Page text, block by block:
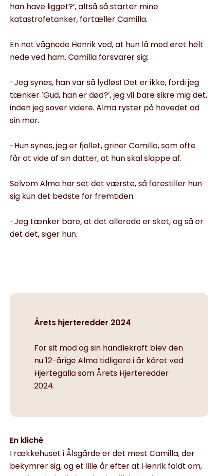
han have ligget?’, altså så starter mine
katastrofetanker, fortæller Camilla.
En nat vågnede Henrik ved, at hun lå med øret helt
nede ved ham. Camilla forsvarer sig:
-Jeg synes, han var så lydløs! Det er ikke, fordi jeg
tænker ’Gud, han er død?’, jeg vil bare sikre mig det,
inden jeg sover videre. Alma ryster på hovedet ad
sin mor.
-Hun synes, jeg er fjollet, griner Camilla, som ofte
får at vide af sin datter, at hun skal slappe af.
Selvom Alma har set det værste, så forestiller hun
sig kun det bedste for fremtiden.
-Jeg tænker bare, at det allerede er sket, og så er
det det, siger hun.
Årets hjerteredder 2024
For sit mod og sin handlekraft blev den
nu 12-årige Alma tidligere i år kåret ved
Hjertegalla som Årets Hjerteredder
2024.
En kliché
I rækkehuset i Ålsgårde er det mest Camilla, der
bekymrer sig, og et lille år efter at Henrik faldt om,